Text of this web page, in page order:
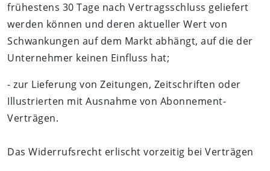
frühestens 30 Tage nach Vertragsschluss geliefert
werden können und deren aktueller Wert von
Schwankungen auf dem Markt abhängt, auf die der
Unternehmer keinen Einfluss hat;
- zur Lieferung von Zeitungen, Zeitschriften oder
Illustrierten mit Ausnahme von Abonnement-
Verträgen.
Das Widerrufsrecht erlischt vorzeitig bei Verträgen